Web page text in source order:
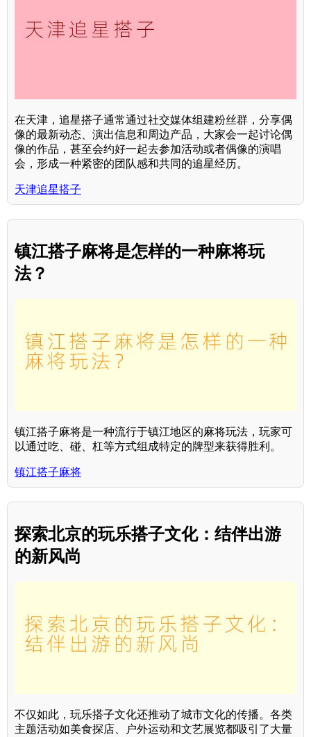
在天津，追星搭子通常通过社交媒体组建粉丝群，分享偶
像的最新动态、演出信息和周边产品，大家会一起讨论偶
像的作品，甚至会约好一起去参加活动或者偶像的演唱
会，形成一种紧密的团队感和共同的追星经历。
天津追星搭子
镇江搭子麻将是怎样的一种麻将玩
法？
镇江搭子麻将是一种流行于镇江地区的麻将玩法，玩家可
以通过吃、碰、杠等方式组成特定的牌型来获得胜利。
镇江搭子麻将
探索北京的玩乐搭子文化：结伴出游
的新风尚
不仅如此，玩乐搭子文化还推动了城市文化的传播。各类
主题活动如美食探店、户外运动和文艺展览都吸引了大量